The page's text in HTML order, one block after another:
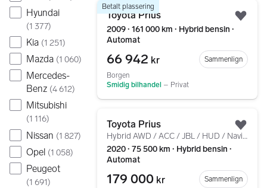
Hyundai
(1 377)
Kia (1 251)
Mazda (1 060)
Mercedes-
Benz (4 612)
Mitsubishi
(1 116)
Nissan (1 827)
Opel (1 058)
Peugeot
(1 691)
171 resultater
Betalt plassering
Toyota Prius
2009 ∙ 161 000 km ∙ Hybrid bensin ∙
Automat
66 942 kr
Sammenlign
Borgen
Smidig bilhandel – Privat
Gå til annonsen
Toyota Prius
Hybrid AWD / ACC / JBL / HUD / Navi / R.Kam / EU 27
2020 ∙ 75 500 km ∙ Hybrid bensin ∙
Automat
179 000 kr
Sammenlign